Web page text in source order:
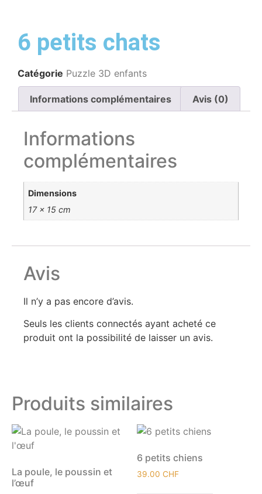
Produits similaires
La poule, le poussin et
l’œuf
6 petits chiens
39.00 CHF
6 petits chats
Catégorie Puzzle 3D enfants
Informations complémentaires Avis (0)
Informations
complémentaires
Dimensions
17 × 15 cm
Avis
Il n’y a pas encore d’avis.
Seuls les clients connectés ayant acheté ce
produit ont la possibilité de laisser un avis.